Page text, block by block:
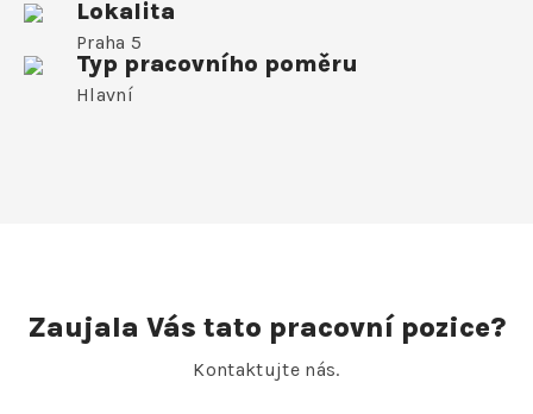
Lokalita
Praha 5
Typ pracovního poměru
Hlavní
Zaujala Vás tato pracovní pozice?
Kontaktujte nás.